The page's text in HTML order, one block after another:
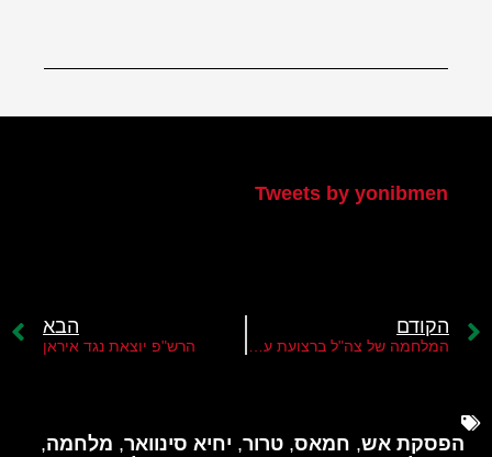
Tweets by yonibmen
הקודם הבא
הרש"פ יוצאת נגד איראן
הפסקת אש, חמאס, טרור, יחיא סינוואר, מלחמה,